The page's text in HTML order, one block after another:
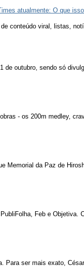
atualmente: O que
conteúdo viral, listas,
de outubro, sendo só
- os 200m medley,
Memorial da Paz de
Feb e Objetiva.
Para ser mais exato,